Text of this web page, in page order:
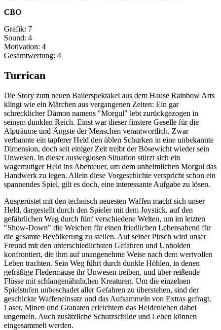
CBO
Grafik: 7
Sound: 4
Motivation: 4
Gesamtwertung: 4
Turrican
Die Story zum neuen Ballerspektakel aus dem Hause Rainbow Arts
klingt wie ein Märchen aus vergangenen Zeiten: Ein gar
schrecklicher Dämon namens "Morgul" lebt zurückgezogen in
seinem dunklen Reich. Einst war dieser finstere Geselle für die
Alpträume und Ängste der Menschen verantwortlich. Zwar
verbannte ein tapferer Held den üblen Schurken in eine unbekannte
Dimension, doch seit einiger Zeit treibt der Bösewicht wieder sein
Unwesen. In dieser ausweglosen Situation stürzt sich ein
wagemutiger Held ins Abenteuer, um dem unheimlichen Morgul das
Handwerk zu legen. Allein diese Vorgeschichte verspricht schon ein
spannendes Spiel, gilt es doch, eine interessante Aufgabe zu lösen.
Ausgerüstet mit den technisch neuesten Waffen macht sich unser
Held, dargestellt durch den Spieler mit dem Joystick, auf den
gefährlichen Weg durch fünf verschiedene Welten, um im letzten
"Show-Down" die Weichen für einen friedlichen Lebensabend für
die gesamte Bevölkerung zu stellen. Auf seiner Pirsch wird unser
Freund mit den unterschiedlichsten Gefahren und Unholden
konfrontiert, die ihm auf unangenehme Weise nach dem wertvollen
Leben trachten. Sein Weg führt durch dunkle Höhlen, in denen
gefräßige Fledermäuse ihr Unwesen treiben, und über reißende
Flüsse mit schlangenähnlichen Kreaturen. Um die einzelnen
Spielstufen unbeschadet aller Gefahren zu überstehen, sind der
geschickte Waffeneinsatz und das Aufsammeln von Extras gefragt.
Laser, Minen und Granaten erleichtern das Heldenleben dabei
ungemein. Auch zusätzliche Schutzschilde und Leben können
eingesammelt werden.